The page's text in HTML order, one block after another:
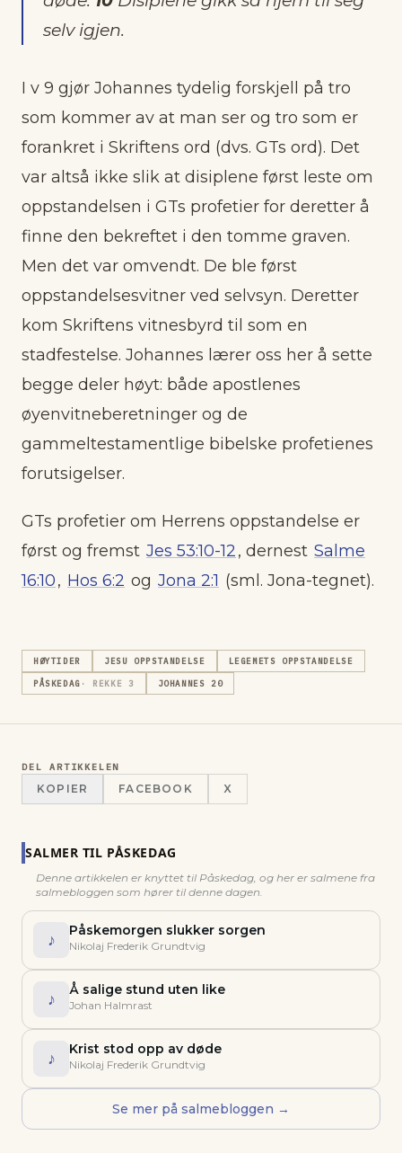
selv igjen.
I v 9 gjør Johannes tydelig forskjell på tro
som kommer av at man ser og tro som er
forankret i Skriftens ord (dvs. GTs ord). Det
var altså ikke slik at disiplene først leste om
oppstandelsen i GTs profetier for deretter å
finne den bekreftet i den tomme graven.
Men det var omvendt. De ble først
oppstandelsesvitner ved selvsyn. Deretter
kom Skriftens vitnesbyrd til som en
stadfestelse. Johannes lærer oss her å sette
begge deler høyt: både apostlenes
øyenvitneberetninger og de
gammeltestamentlige bibelske profetienes
forutsigelser.
GTs profetier om Herrens oppstandelse er
først og fremst Jes 53:10-12, dernest Salme
16:10, Hos 6:2 og Jona 2:1 (sml. Jona-tegnet).
HØYTIDER JESU OPPSTANDELSE LEGEMETS OPPSTANDELSE
PÅSKEDAG · REKKE 3 JOHANNES 20
DEL ARTIKKELEN
KOPIER FACEBOOK X
SALMER TIL PÅSKEDAG
Denne artikkelen er knyttet til Påskedag , og her er salmene fra
salmebloggen som hører til denne dagen.
♪ Påskemorgen slukker sorgen
Nikolaj Frederik Grundtvig
♪ Å salige stund uten like
Johan Halmrast
♪ Krist stod opp av døde
Nikolaj Frederik Grundtvig
Se mer på salmebloggen →